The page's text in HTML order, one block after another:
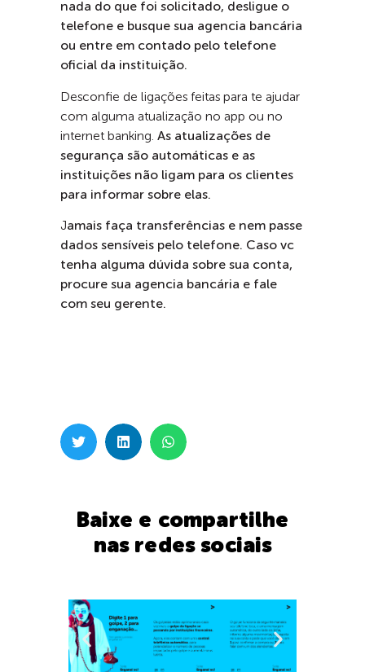
nada do que foi solicitado, desligue o
telefone e busque sua agencia bancária
ou entre em contado pelo telefone
oficial da instituição.
Desconfie de ligações feitas para te ajudar
com alguma atualização no app ou no
internet banking. As atualizações de
segurança são automáticas e as
instituições não ligam para os clientes
para informar sobre elas.
Jamais faça transferências e nem passe
dados sensíveis pelo telefone. Caso vc
tenha alguma dúvida sobre sua conta,
procure sua agencia bancária e fale
com seu gerente.
Baixe e compartilhe
nas redes sociais